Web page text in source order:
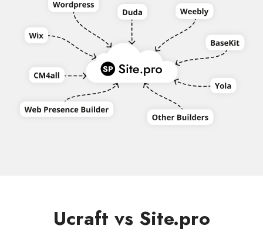
Ucraft vs Site.pro